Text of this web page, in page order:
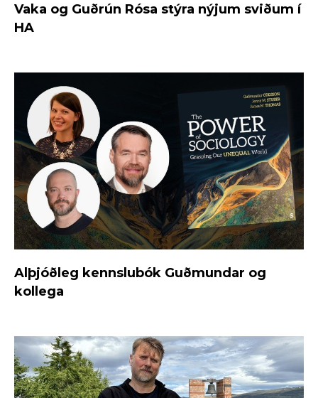
Vaka og Guðrún Rósa stýra nýjum sviðum í
HA
Alþjóðleg kennslubók Guðmundar og
kollega